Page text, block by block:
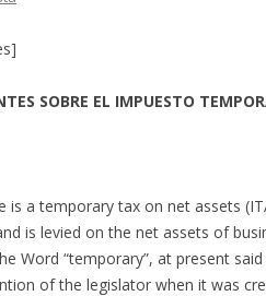
SOBRE EL IMPUESTO
is a temporary tax on net assets
is levied on the net assets of
Word “temporary”, at present
of the legislator when it was